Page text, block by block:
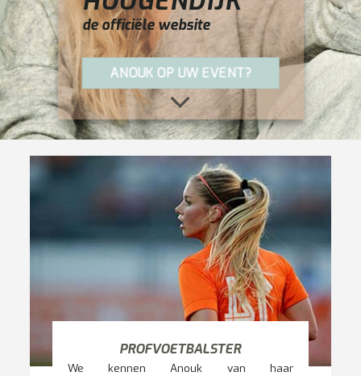
de officiële website
ANOUK OP UW EVENT?
PROFVOETBALSTER
We kennen Anouk van haar